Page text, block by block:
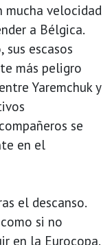
mucha velocidad
a Bélgica.
escasos
más peligro
Yaremchuk y
se
en el
el descanso.
si no
en la Eurocopa.